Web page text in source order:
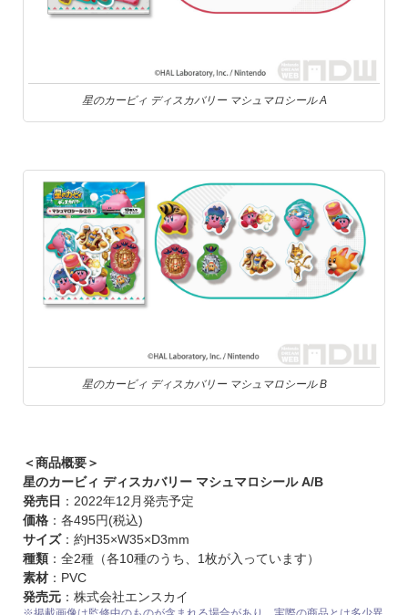
星のカービィ ディスカバリー マシュマロシール A
星のカービィ ディスカバリー マシュマロシール B
＜商品概要＞
星のカービィ ディスカバリー マシュマロシール A/B
発売日 ：2022年12月発売予定
価格：各495円(税込)
サイズ：約H35×W35×D3mm
種類：全2種（各10種のうち、1枚が入っています）
素材：PVC
発売元：株式会社エンスカイ